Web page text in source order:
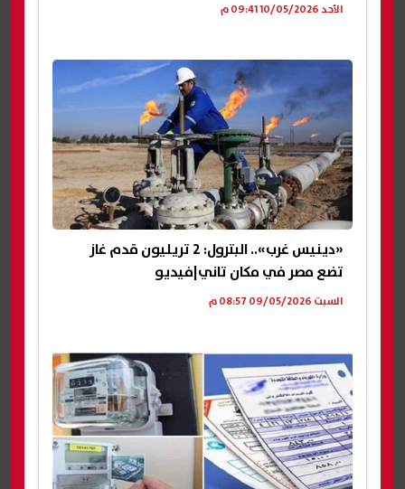
الأحد 10/05/2026 09:41 م
«دينيس غرب».. البترول: 2 تريليون قدم غاز
تضع مصر في مكان تاني|فيديو
السبت 09/05/2026 08:57 م